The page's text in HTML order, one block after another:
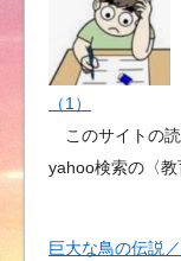
（1）
このサイトの
yahoo検索の〈教
巨大な鳥の伝説